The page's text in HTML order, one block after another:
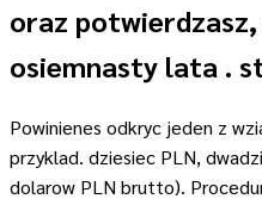
oraz
osiemnasty lata .
Powinienes odkryc jeden z
przyklad. dziesiec PLN,
dolarow PLN brutto).